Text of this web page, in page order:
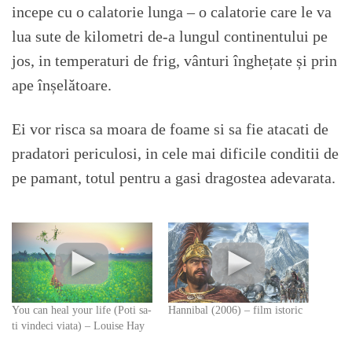
incepe cu o calatorie lunga – o calatorie care le va
lua sute de kilometri de-a lungul continentului pe
jos, in temperaturi de frig, vânturi înghețate și prin
ape înșelătoare.
Ei vor risca sa moara de foame si sa fie atacati de
pradatori periculosi, in cele mai dificile conditii de
pe pamant, totul pentru a gasi dragostea adevarata.
You can heal your life (Poti sa-
ti vindeci viata) – Louise Hay
Hannibal (2006) – film istoric